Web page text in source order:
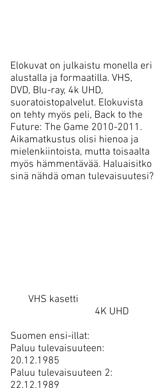
Elokuvat on julkaistu monella eri
alustalla ja formaatilla. VHS,
DVD, Blu-ray, 4k UHD,
suoratoistopalvelut. Elokuvista
on tehty myös peli, Back to the
Future: The Game 2010-2011.
Aikamatkustus olisi hienoa ja
mielenkiintoista, mutta toisaalta
myös hämmentävää. Haluaisitko
sinä nähdä oman tulevaisuutesi?
VHS kasetti
4K UHD
Suomen ensi-illat:
Paluu tulevaisuuteen:
20.12.1985
Paluu tulevaisuuteen 2:
22.12.1989